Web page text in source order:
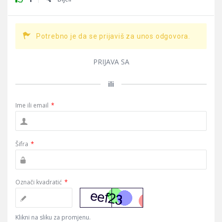
Potrebno je da se prijaviš za unos odgovora.
PRIJAVA SA
ili
Ime ili email *
Šifra *
Označi kvadratić *
Klikni na sliku za promjenu.